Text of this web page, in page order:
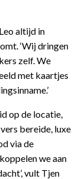
altijd in
‘Wij dringen
zelf. We
met kaartjes
op de locatie,
bereide, luxe
via de
we aan
vult Tjen